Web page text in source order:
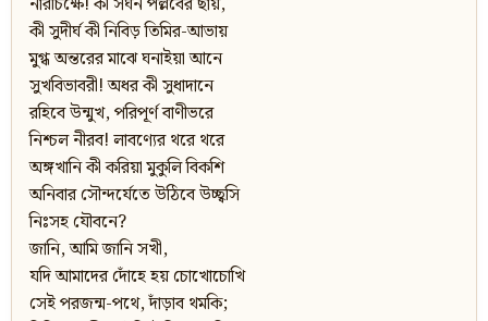
কী সুদীর্ঘ কী নিবিড় তিমির-আভায়
মুগ্ধ অন্তরের মাঝে ঘনাইয়া আনে
সুখবিভাবরী! অধর কী সুধাদানে
রহিবে উন্মুখ, পরিপূর্ণ বাণীভরে
নিশ্চল নীরব! লাবণ্যের থরে থরে
অঙ্গখানি কী করিয়া মুকুলি বিকশি
অনিবার সৌন্দর্যেতে উঠিবে উচ্ছ্বসি
নিঃসহ যৌবনে?
জানি, আমি জানি সখী,
যদি আমাদের দোঁহে হয় চোখোচোখি
সেই পরজন্ম-পথে, দাঁড়াব থমকি;